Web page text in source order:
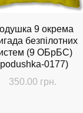
9 окрема
безпілотних
(9 ОБрБС)
0177)
350.00 грн.